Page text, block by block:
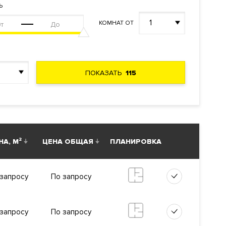
воздуха,
КОМНАТ ОТ 1
ПОКАЗАТЬ115
М² ЦЕНА ОБЩАЯ ПЛАНИРОВКА
По запросу
По запросу